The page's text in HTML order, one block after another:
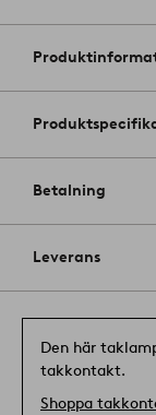
Betalning
Leverans
Den här
takkontakt.
Shoppa